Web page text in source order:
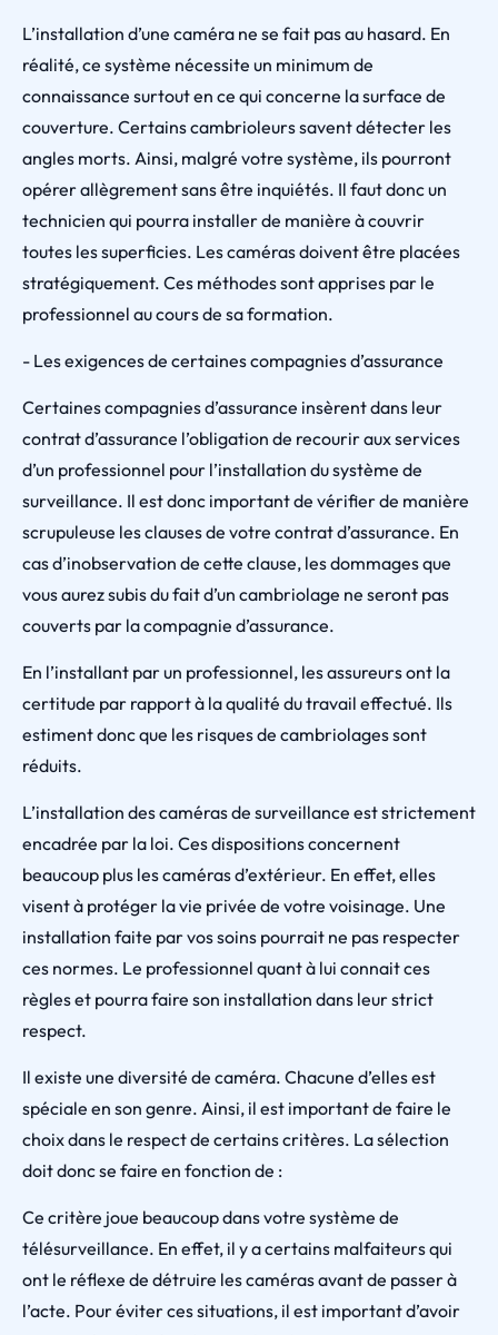
L’installation d’une caméra ne se fait pas au hasard. En
réalité, ce système nécessite un minimum de
connaissance surtout en ce qui concerne la surface de
couverture. Certains cambrioleurs savent détecter les
angles morts. Ainsi, malgré votre système, ils pourront
opérer allègrement sans être inquiétés. Il faut donc un
technicien qui pourra installer de manière à couvrir
toutes les superficies. Les caméras doivent être placées
stratégiquement. Ces méthodes sont apprises par le
professionnel au cours de sa formation.
- Les exigences de certaines compagnies d’assurance
Certaines compagnies d’assurance insèrent dans leur
contrat d’assurance l’obligation de recourir aux services
d’un professionnel pour l’installation du système de
surveillance. Il est donc important de vérifier de manière
scrupuleuse les clauses de votre contrat d’assurance. En
cas d’inobservation de cette clause, les dommages que
vous aurez subis du fait d’un cambriolage ne seront pas
couverts par la compagnie d’assurance.
En l’installant par un professionnel, les assureurs ont la
certitude par rapport à la qualité du travail effectué. Ils
estiment donc que les risques de cambriolages sont
réduits.
L’installation des caméras de surveillance est strictement
encadrée par la loi. Ces dispositions concernent
beaucoup plus les caméras d’extérieur. En effet, elles
visent à protéger la vie privée de votre voisinage. Une
installation faite par vos soins pourrait ne pas respecter
ces normes. Le professionnel quant à lui connait ces
règles et pourra faire son installation dans leur strict
respect.
Il existe une diversité de caméra. Chacune d’elles est
spéciale en son genre. Ainsi, il est important de faire le
choix dans le respect de certains critères. La sélection
doit donc se faire en fonction de :
Ce critère joue beaucoup dans votre système de
télésurveillance. En effet, il y a certains malfaiteurs qui
ont le réflexe de détruire les caméras avant de passer à
l’acte. Pour éviter ces situations, il est important d’avoir